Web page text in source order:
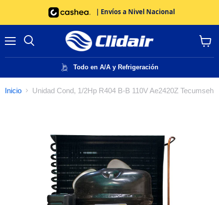
| Envíos a Nivel Nacional
Todo en A/A y Refrigeración
carrito
Inicio Unidad Cond, 1/2Hp R404 B-B 110V Ae2420Z Tecumseh